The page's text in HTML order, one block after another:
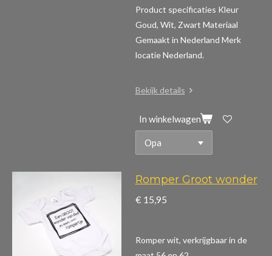
Product specificaties Kleur
Goud, Wit, Zwart Materiaal
Gemaakt in Nederland Merk
locatie Nederland.
Bekijk details
In winkelwagen
Romper Groot wonder
€ 15,95
Romper wit, verkrijgbaar in de